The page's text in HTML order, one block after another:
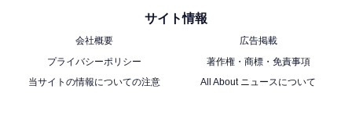
サイト情報
会社概要
広告掲載
プライバシーポリシー
著作権・商標・免責事項
当サイトの情報についての注意
All About ニュースについて